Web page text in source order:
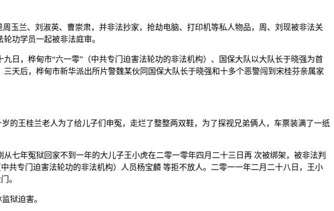
玉兰、刘淑英、曹崇肃，并非法抄家，抢劫电脑、打印机等私人物品，周、刘现被非法关
功学员一起被非法庭审。
日，桦甸市“六一零”（中共专门迫害法轮功的非法机构）、国保大队以大队长于晓强为首
天后，桦甸市新华派出所片警魏某伙同国保大队长于晓强和十多个恶警闯到宋桂芬亲属家
的王桂兰老人为了给儿子们申冤，走烂了整整两双鞋，为了探视兄弟俩人，车票装满了一纸
七年冤狱回家不到一年的大儿子王小虎在二零一零年四月二十三日再 次被绑架，被非法判
共专门迫害法轮功的非法机构）人员杨宝麟 等拒不放人。二零一一年二月二十八日，王小
。
狱迫害。